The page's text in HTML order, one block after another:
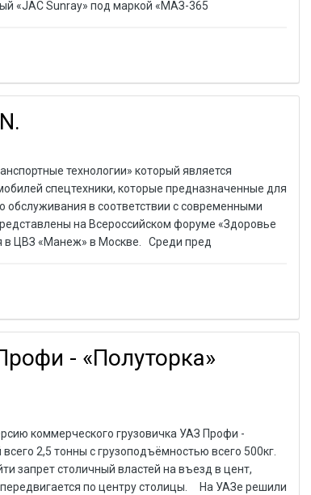
«JAC Sunray» под маркой «МАЗ-365
технологии» который является
спецтехники, которые предназначенные для
в соответствии с современными
на Всероссийском форуме «Здоровье
в ЦВЗ «Манеж» в Москве. Среди пред
- «Полуторка»
коммерческого грузовичка УАЗ Профи -
2,5 тонны с грузоподъёмностью всего 500кг.
запрет столичный властей на въезд в цент,
по центру столицы. На УАЗе решили